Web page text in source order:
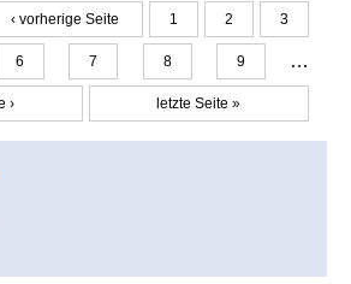
‹ vorherige Seite 1 2 3
6 7 8 9 …
› letzte Seite »